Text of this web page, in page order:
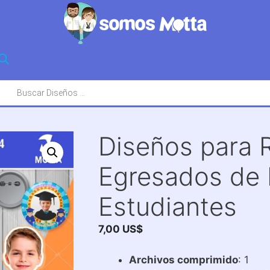
Diseños para
Egresados
Estudiantes
7,00 US$
Archivos comprimido: 1